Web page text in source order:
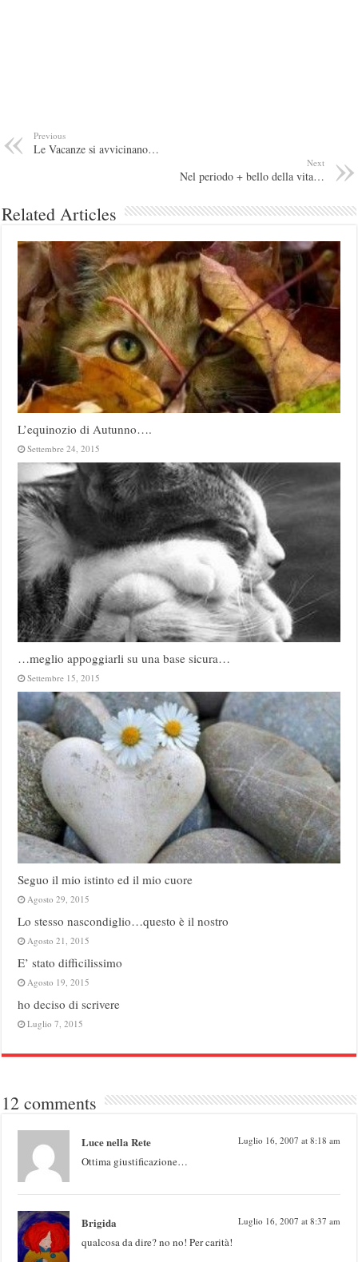
Previous
Le Vacanze si avvicinano…
Next
Nel periodo + bello della vita…
Related Articles
L’equinozio di Autunno….
Settembre 24, 2015
…meglio appoggiarli su una base sicura…
Settembre 15, 2015
Seguo il mio istinto ed il mio cuore
Agosto 29, 2015
Lo stesso nascondiglio…questo è il nostro
Agosto 21, 2015
E’ stato difficilissimo
Agosto 19, 2015
ho deciso di scrivere
Luglio 7, 2015
12 comments
Luce nella Rete Luglio 16, 2007 at 8:18 am
Ottima giustificazione…
Brigida Luglio 16, 2007 at 8:37 am
qualcosa da dire? no no! Per carità!